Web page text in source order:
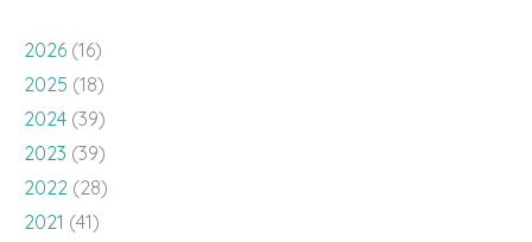
2026 (16)
2025 (18)
2024 (39)
2023 (39)
2022 (28)
2021 (41)